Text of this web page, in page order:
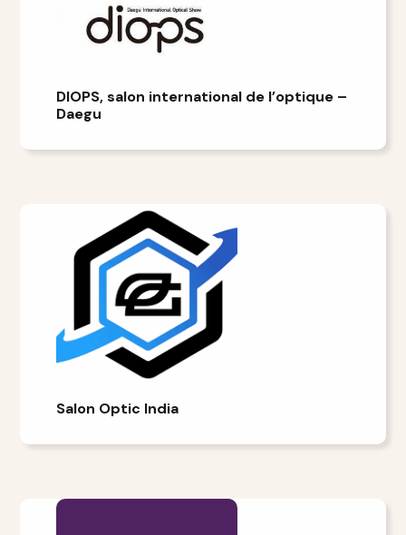
DIOPS, salon international de l’optique –
Daegu
Salon Optic India